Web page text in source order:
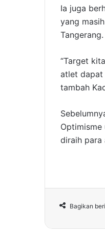
Ia juga
yang
Tangerang.
“Target
atlet dapat
tambah
diraih para
Bagikan